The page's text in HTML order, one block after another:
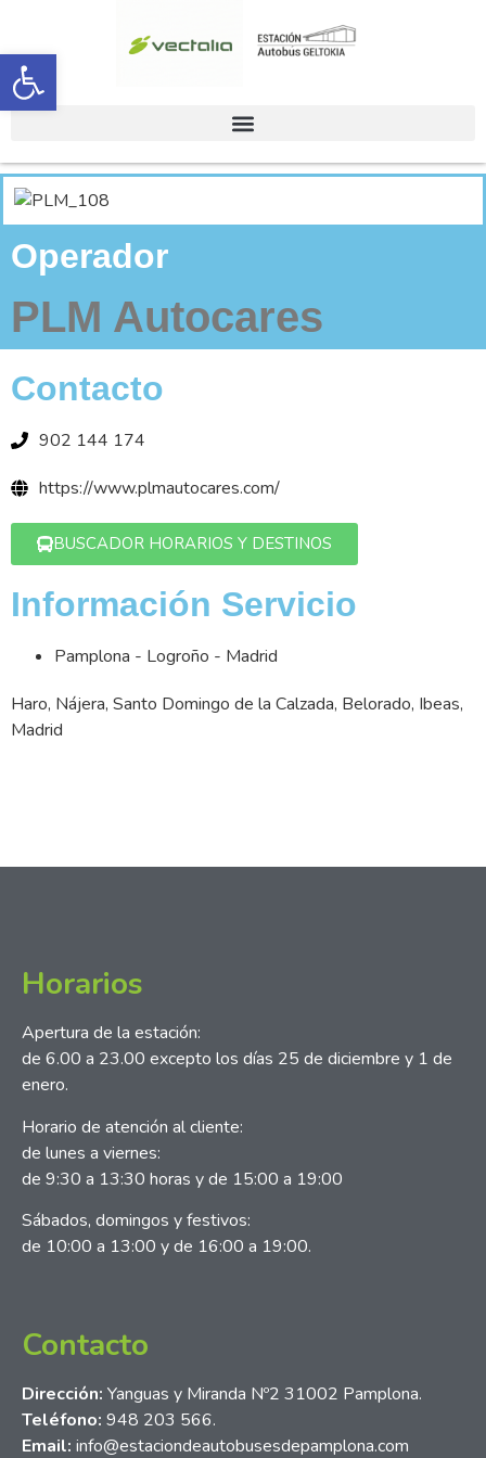
Abrir barra de herramientas
Operador
PLM Autocares
Contacto
902 144 174
https://www.plmautocares.com/
BUSCADOR HORARIOS Y DESTINOS
Información Servicio
Pamplona - Logroño - Madrid
Haro, Nájera, Santo Domingo de la Calzada, Belorado, Ibeas,
Madrid
Horarios
Apertura de la estación:
de 6.00 a 23.00 excepto los días 25 de diciembre y 1 de
enero.
Horario de atención al cliente:
de lunes a viernes:
de 9:30 a 13:30 horas y de 15:00 a 19:00
Sábados, domingos y festivos:
de 10:00 a 13:00 y de 16:00 a 19:00.
Contacto
Dirección: Yanguas y Miranda Nº2 31002 Pamplona.
Teléfono: 948 203 566.
Email: info@estaciondeautobusesdepamplona.com